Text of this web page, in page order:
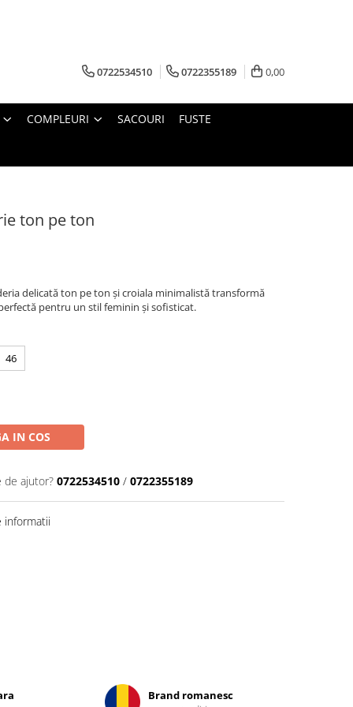
0722534510 0722355189 0,00
COMPLEURI SACOURI FUSTE
ton pe ton
delicată ton pe ton și croiala minimalistă transformă
pentru un stil feminin și sofisticat.
46
IN COS
de ajutor? 0722534510 / 0722355189
informatii
Brand romanesc